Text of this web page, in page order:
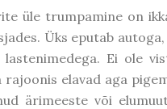
üle trumpamine on
Üks eputab
Ei ole
elavad aga
ärimeeste või